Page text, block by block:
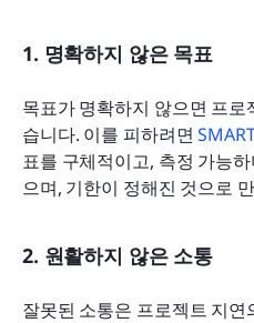
1. 명확하지 않은 목표
목표가 명확하지 않으면 프
습니다. 이를 피하려면
표를 구체적이고, 측정 가능
으며, 기한이 정해진 것으로
2. 원활하지 않은 소통